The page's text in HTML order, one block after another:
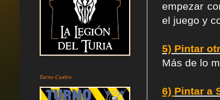
empezar
el juego y
5) Pintar
Más de lo
6) Pintar a
Turno Cu4tro